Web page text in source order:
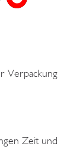
Verpackung
Zeit und